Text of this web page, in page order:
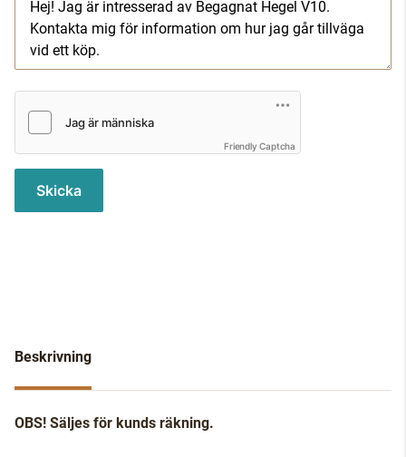
Friendly Captcha
Skicka
Beskrivning
OBS! Säljes för kunds räkning.